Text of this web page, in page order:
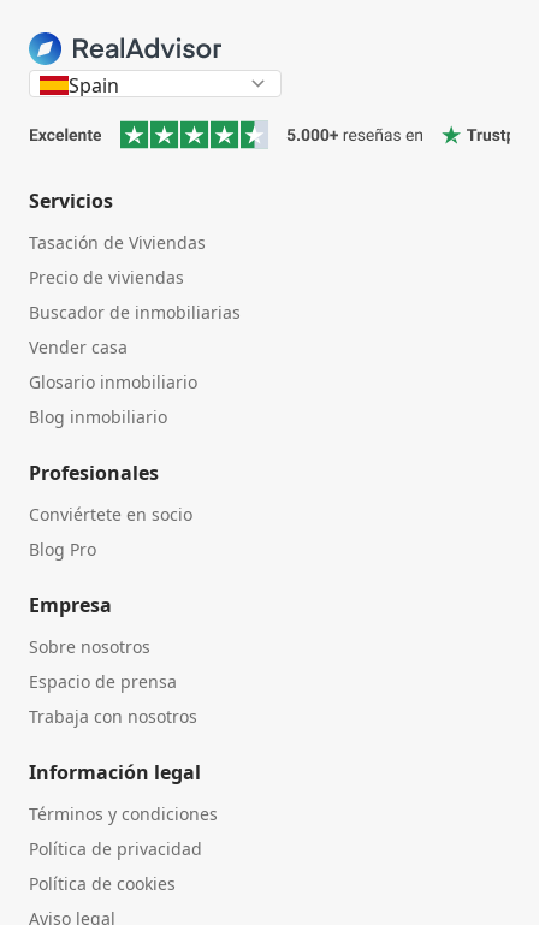
Spain
Servicios
Tasación de Viviendas
Precio de viviendas
Buscador de inmobiliarias
Vender casa
Glosario inmobiliario
Blog inmobiliario
Profesionales
Conviértete en socio
Blog Pro
Empresa
Sobre nosotros
Espacio de prensa
Trabaja con nosotros
Información legal
Términos y condiciones
Política de privacidad
Política de cookies
Aviso legal